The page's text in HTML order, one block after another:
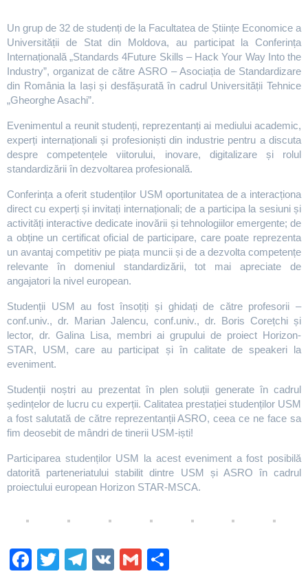
Un grup de 32 de studenți de la Facultatea de Științe Economice a
Universității de Stat din Moldova, au participat la Conferința
Internațională „Standards 4Future Skills – Hack Your Way Into the
Industry”, organizat de către ASRO – Asociația de Standardizare
din România la Iași și desfășurată în cadrul Universității Tehnice
„Gheorghe Asachi”.
Evenimentul a reunit studenți, reprezentanți ai mediului academic,
experți internaționali și profesioniști din industrie pentru a discuta
despre competențele viitorului, inovare, digitalizare și rolul
standardizării în dezvoltarea profesională.
Conferința a oferit studenților USM oportunitatea de a interacționa
direct cu experți și invitați internaționali; de a participa la sesiuni și
activități interactive dedicate inovării și tehnologiilor emergente; de
a obține un certificat oficial de participare, care poate reprezenta
un avantaj competitiv pe piața muncii și de a dezvolta competențe
relevante în domeniul standardizării, tot mai apreciate de
angajatori la nivel european.
Studenții USM au fost însoțiți și ghidați de către profesorii –
conf.univ., dr. Marian Jalencu, conf.univ., dr. Boris Corețchi și
lector, dr. Galina Lisa, membri ai grupului de proiect Horizon-
STAR, USM, care au participat și în calitate de speakeri la
eveniment.
Studenții noștri au prezentat în plen soluții generate în cadrul
ședințelor de lucru cu experții. Calitatea prestației studenților USM
a fost salutată de către reprezentanții ASRO, ceea ce ne face sa
fim deosebit de mândri de tinerii USM-iști!
Participarea studenților USM la acest eveniment a fost posibilă
datorită parteneriatului stabilit dintre USM și ASRO în cadrul
proiectului european Horizon STAR-MSCA.
Fa T Te V G